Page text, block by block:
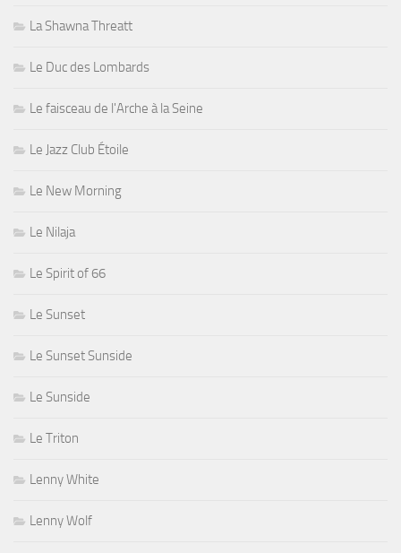
La Shawna Threatt
Le Duc des Lombards
Le faisceau de l'Arche à la Seine
Le Jazz Club Étoile
Le New Morning
Le Nilaja
Le Spirit of 66
Le Sunset
Le Sunset Sunside
Le Sunside
Le Triton
Lenny White
Lenny Wolf